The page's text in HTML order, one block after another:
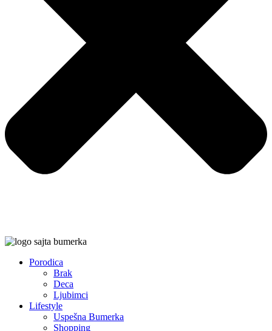
Porodica
Brak
Deca
Ljubimci
Lifestyle
Uspešna Bumerka
Shopping